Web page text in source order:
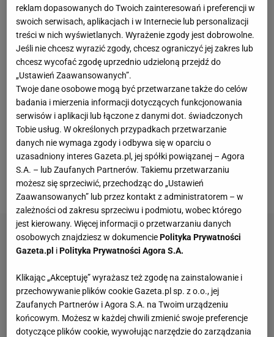
bardzo głośno w minionych dniach. Wszystko z
powodu zażywania dopingu. W organizmie
zawodniczki wykryto trimetazydynę, czyli lek
stosowany w chorobie niedokrwiennej serca, który
może zwiększyć tolerancję wysiłku. Test wykonany
został pod koniec 2021 roku, a oficjalne wyniki
opublikowano na początku lutego 2022 roku.
Ostatecznie Rosjanka nie zdołała udowodnić, że
przyjęła tę substancję nieświadomie i Trybunał ds.
Sportu w Lozannie (CAS) zdyskwalifikował ją na
cztery lata.
reklam dopasowanych do Twoich zainteresowań i preferencji w
swoich serwisach, aplikacjach i w Internecie lub personalizacji
treści w nich wyświetlanych. Wyrażenie zgody jest dobrowolne.
Jeśli nie chcesz wyrazić zgody, chcesz ograniczyć jej zakres lub
chcesz wycofać zgodę uprzednio udzieloną przejdź do
„Ustawień Zaawansowanych”.
Twoje dane osobowe mogą być przetwarzane także do celów
badania i mierzenia informacji dotyczących funkcjonowania
serwisów i aplikacji lub łączone z danymi dot. świadczonych
Tobie usług. W określonych przypadkach przetwarzanie
danych nie wymaga zgody i odbywa się w oparciu o
uzasadniony interes Gazeta.pl, jej spółki powiązanej – Agora
S.A. – lub Zaufanych Partnerów. Takiemu przetwarzaniu
możesz się sprzeciwić, przechodząc do „Ustawień
Zaawansowanych” lub przez kontakt z administratorem – w
zależności od zakresu sprzeciwu i podmiotu, wobec którego
jest kierowany. Więcej informacji o przetwarzaniu danych
osobowych znajdziesz w dokumenciePolityka Prywatności
Gazeta.pl iPolityka Prywatności Agora S.A.
Klikając „Akceptuję” wyrażasz też zgodę na zainstalowanie i
przechowywanie plików cookie Gazeta.pl sp. z o.o., jej
Zaufanych Partnerów i Agora S.A. na Twoim urządzeniu
końcowym. Możesz w każdej chwili zmienić swoje preferencje
dotyczące plików cookie, wywołując narzędzie do zarządzania